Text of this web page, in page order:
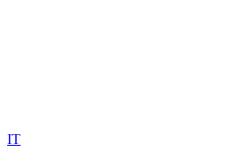
IT